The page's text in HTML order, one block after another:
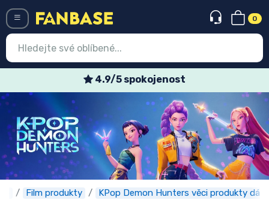
0
4.9/5 spokojenost
Film produkty KPop Demon Hunters věci produkty
Vstup Registrace
Nejnovější věci
Speciální nabídky
Expresní doručení